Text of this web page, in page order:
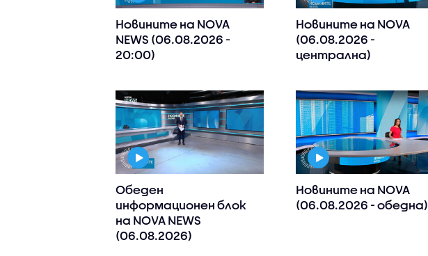
Новините на NOVA
NEWS (06.08.2026 -
20:00)
Новините на NOVA
(06.08.2026 -
централна)
Обеден
информационен блок
на NOVA NEWS
(06.08.2026)
Новините на NOVA
(06.08.2026 - обедна)